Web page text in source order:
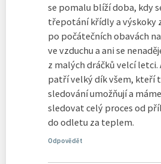
se pomalu blíží doba, kdy
třepotání křídly a výskoky
po počátečních obavách
ve vzduchu a ani se
z malých dráčků velcí letci.
patří velký dík všem, kteří
sledování umožňují a
sledovat celý proces od
do odletu za teplem.
Odpovědět